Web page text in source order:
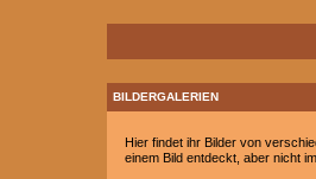
BILDERGALERIEN
Hier findet ihr Bilder von
einem Bild entdeckt, aber nicht